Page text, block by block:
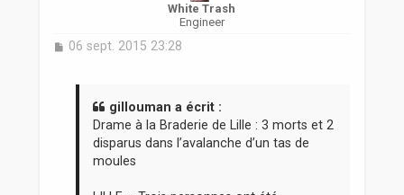
White Trash
Engineer
M
06 sept. 2015 23:28
gillouman a écrit :
Drame à la Braderie de Lille : 3 morts et 2
disparus dans l’avalanche d’un tas de
moules